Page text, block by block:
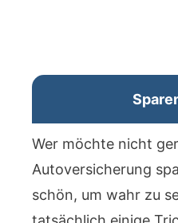
Wer möchte nicht
Autoversicherung
schön, um wahr zu